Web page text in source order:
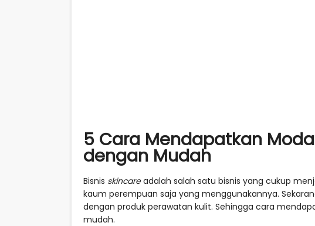
5 Cara Mendapatkan
dengan Mudah
Bisnis skincareadalah salah satu bisnis yang cukup
kaum perempuan saja yang menggunakannya.
dengan produk perawatan kulit. Sehingga cara
mudah.